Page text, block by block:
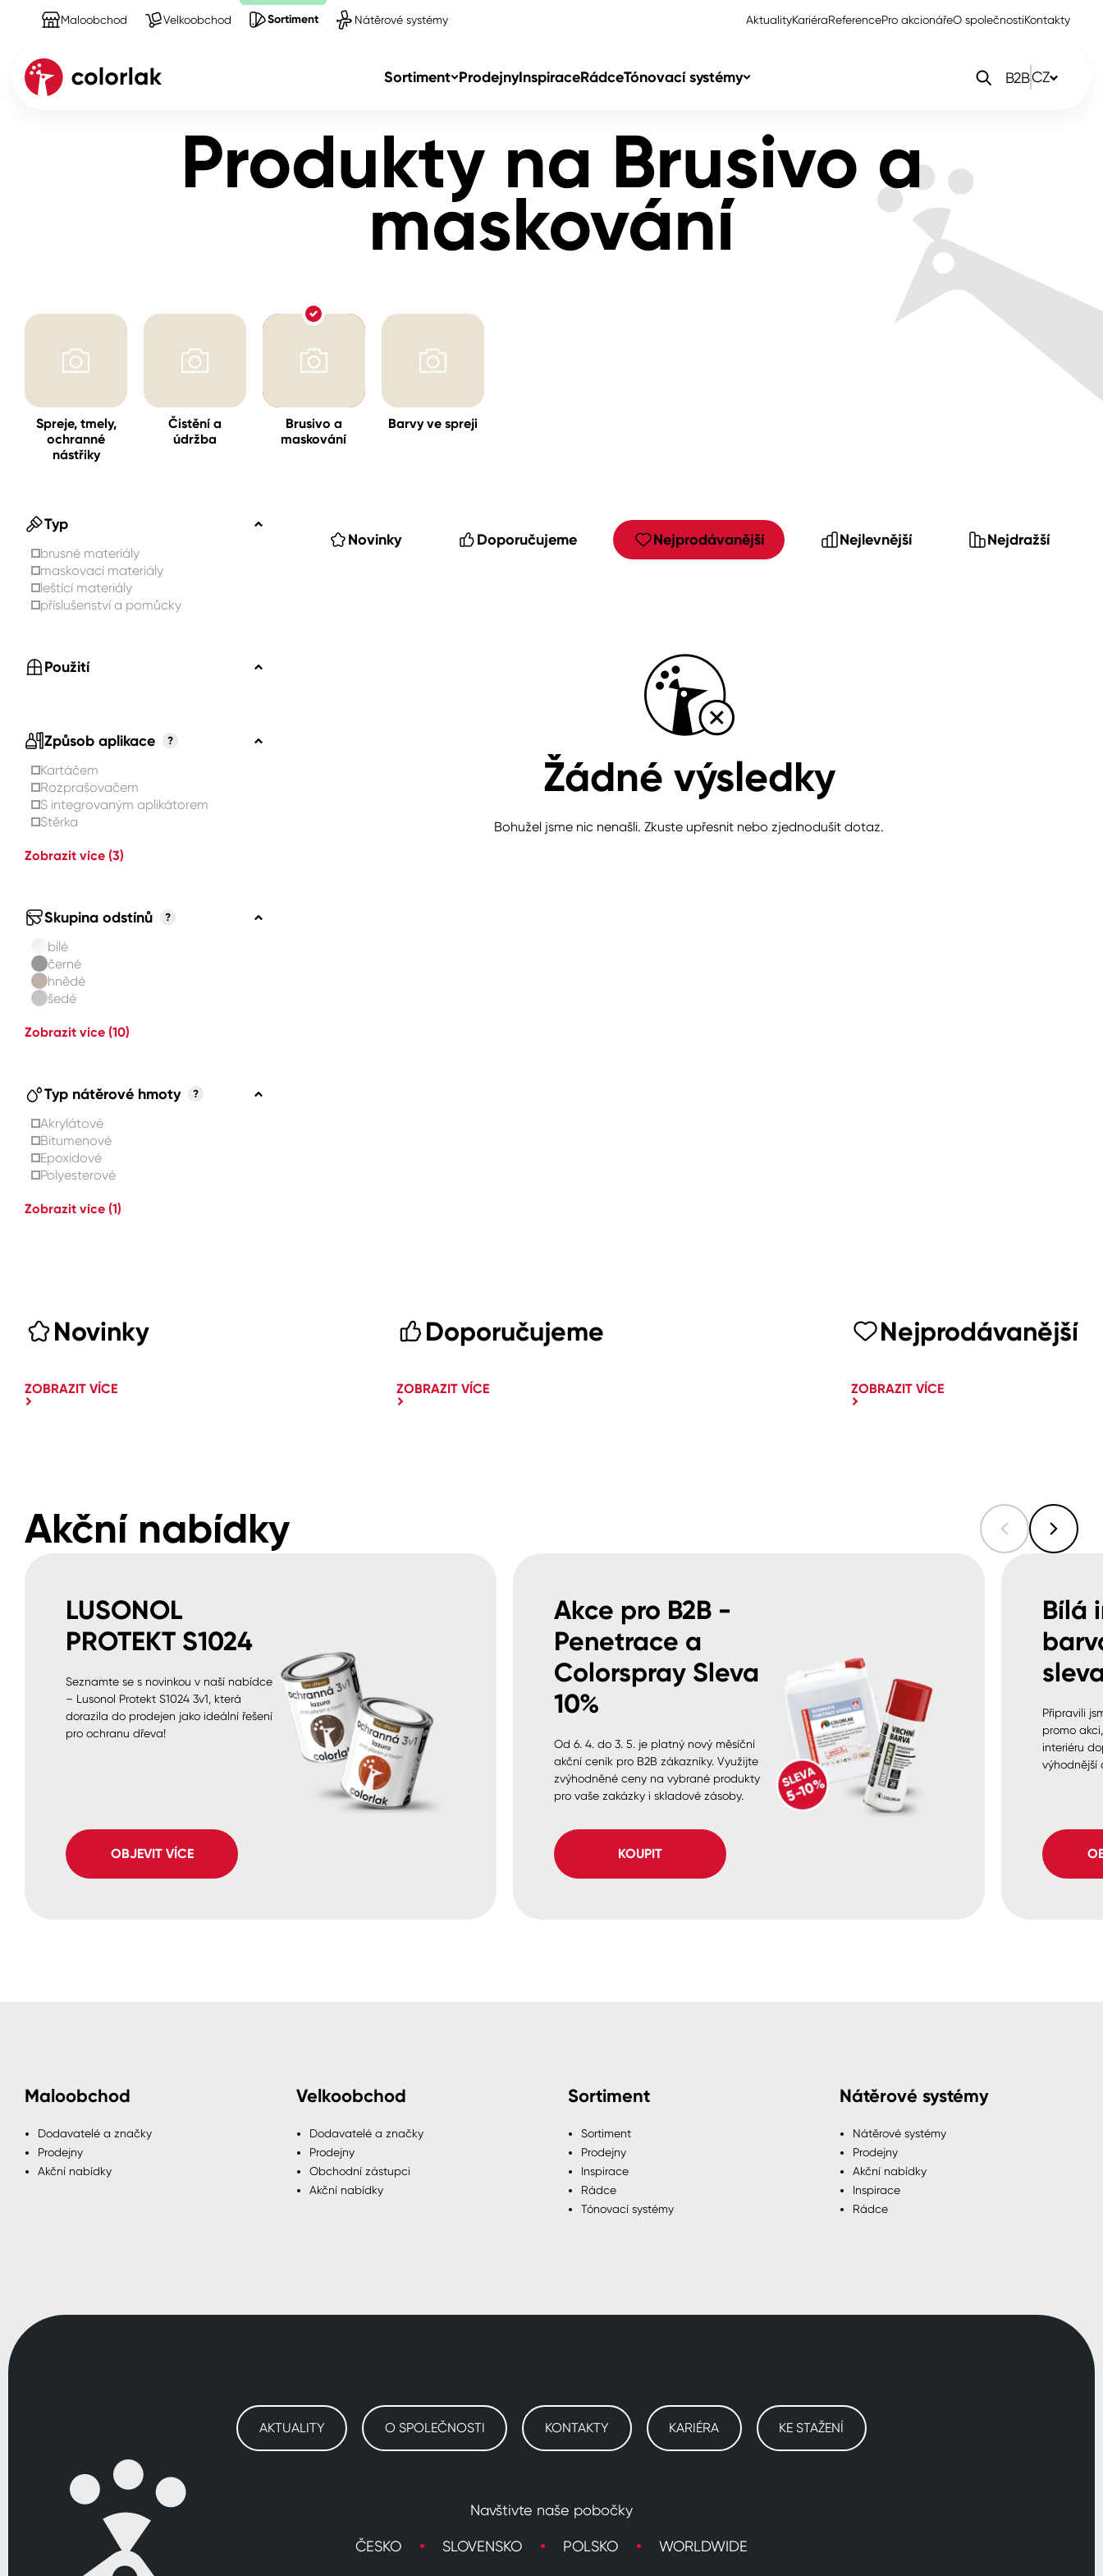
Maloobchod Velkoobchod Sortiment Nátěrové systémy AktualityKariéraReferencePro akcionářeO společnostiKontakty
Sortiment ProdejnyInspiraceRádceTónovací systémy B2BCZ
EN
Kov
Dřevo
Fasády
Spreje
Ředidla, tužidla, čističe, technické
Colorlak Dekor
Colorlak Profi
Produkty na Brusivo a
maskování
Spreje, tmely,
ochranné
nástřiky
Čistění a
údržba
Brusivo a
maskování
Barvy ve spreji
Typ
brusné materiály
maskovací materiály
leštící materiály
příslušenství a pomůcky
Použití
Způsob aplikace ?
Kartáčem
Rozprašovačem
S integrovaným aplikátorem
Stěrka
Zobrazit více (3)
Skupina odstínů ?
bílé
černé
hnědé
šedé
Zobrazit více (10)
Typ nátěrové hmoty ?
Akrylátové
Bitumenové
Epoxidové
Polyesterové
Zobrazit více (1)
Novinky Doporučujeme Nejprodávanější Nejlevnější Nejdražší
Žádné výsledky
Bohužel jsme nic nenašli. Zkuste upřesnit nebo zjednodušit dotaz.
Novinky
ZOBRAZIT VÍCE
Doporučujeme
ZOBRAZIT VÍCE
Nejprodávanější
ZOBRAZIT VÍCE
Akční nabídky
LUSONOL
PROTEKT S1024
Seznamte se s novinkou v naší nabídce
– Lusonol Protekt S1024 3v1, která
dorazila do prodejen jako ideální řešení
pro ochranu dřeva!
OBJEVIT VÍCE
Akce pro B2B -
Penetrace a
Colorspray Sleva
10%
Od 6. 4. do 3. 5. je platný nový měsíční
akční ceník pro B2B zákazníky. Využijte
zvýhodněné ceny na vybrané produkty
pro vaše zakázky i skladové zásoby.
KOUPIT
Bílá
Připravili
promo
interiéru
výhodnější
Maloobchod
Dodavatelé a značky
Prodejny
Akční nabídky
Velkoobchod
Dodavatelé a značky
Prodejny
Obchodní zástupci
Akční nabídky
Sortiment
Sortiment
Prodejny
Inspirace
Rádce
Tónovací systémy
Nátěrové systémy
Nátěrové systémy
Prodejny
Akční nabídky
Inspirace
Rádce
AKTUALITY O SPOLEČNOSTI KONTAKTY KARIÉRA KE STAŽENÍ
Navštivte naše pobočky
ČESKO SLOVENSKO POLSKO WORLDWIDE